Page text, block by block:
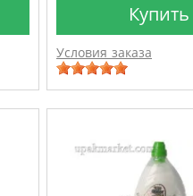
Купить
Условия заказа